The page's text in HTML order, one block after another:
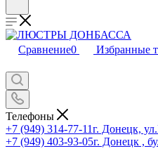
Сравнение0 Избранные
Телефоны
+7 (949) 314-77-11г. Донецк,
+7 (949) 403-93-05г. Донецк ,